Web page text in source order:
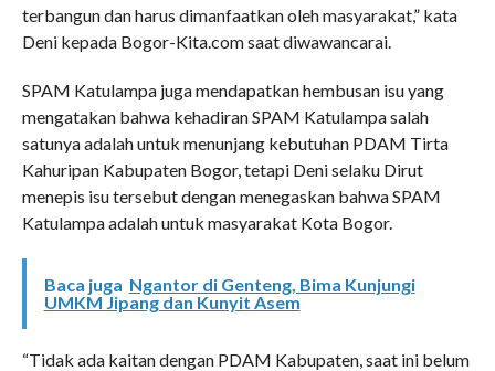
terbangun dan harus dimanfaatkan oleh masyarakat,” kata
Deni kepada Bogor-Kita.com saat diwawancarai.
SPAM Katulampa juga mendapatkan hembusan isu yang
mengatakan bahwa kehadiran SPAM Katulampa salah
satunya adalah untuk menunjang kebutuhan PDAM Tirta
Kahuripan Kabupaten Bogor, tetapi Deni selaku Dirut
menepis isu tersebut dengan menegaskan bahwa SPAM
Katulampa adalah untuk masyarakat Kota Bogor.
Baca juga Ngantor di Genteng, Bima Kunjungi
UMKM Jipang dan Kunyit Asem
“Tidak ada kaitan dengan PDAM Kabupaten, saat ini belum